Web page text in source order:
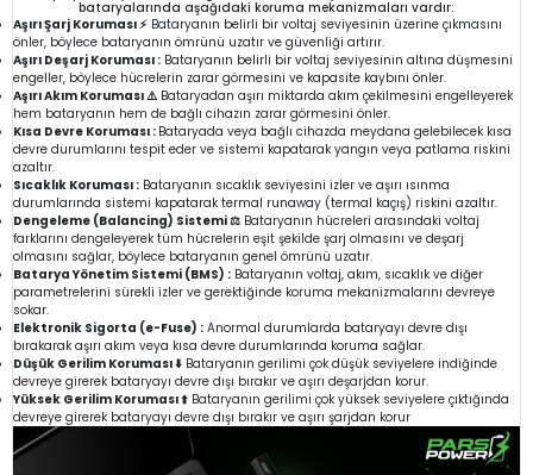
bataryalarında aşağıdaki koruma mekanizmaları vardır:
Aşırı Şarj Koruması ⚡ Bataryanın belirli bir voltaj seviyesinin üzerine çıkmasını
önler, böylece bataryanın ömrünü uzatır ve güvenliği artırır.
Aşırı Deşarj Koruması : Bataryanın belirli bir voltaj seviyesinin altına düşmesini
engeller, böylece hücrelerin zarar görmesini ve kapasite kaybını önler.
Aşırı Akım Koruması ⚠️Bataryadan aşırı miktarda akım çekilmesini engelleyerek
hem bataryanın hem de bağlı cihazın zarar görmesini önler.
Kısa Devre Koruması : Bataryada veya bağlı cihazda meydana gelebilecek kısa
devre durumlarını tespit eder ve sistemi kapatarak yangın veya patlama riskini
azaltır.
Sıcaklık Koruması : Bataryanın sıcaklık seviyesini izler ve aşırı ısınma
durumlarında sistemi kapatarak termal runaway (termal kaçış) riskini azaltır.
Dengeleme (Balancing) Sistemi ⚖️ Bataryanın hücreleri arasındaki voltaj
farklarını dengeleyerek tüm hücrelerin eşit şekilde şarj olmasını ve deşarj
olmasını sağlar, böylece bataryanın genel ömrünü uzatır.
Batarya Yönetim Sistemi (BMS) : Bataryanın voltaj, akım, sıcaklık ve diğer
parametrelerini sürekli izler ve gerektiğinde koruma mekanizmalarını devreye
sokar.
Elektronik Sigorta (e-Fuse) : Anormal durumlarda bataryayı devre dışı
bırakarak aşırı akım veya kısa devre durumlarında koruma sağlar.
Düşük Gerilim Koruması ⬇️ Bataryanın gerilimi çok düşük seviyelere indiğinde
devreye girerek bataryayı devre dışı bırakır ve aşırı deşarjdan korur.
Yüksek Gerilim Koruması ⬆️ Bataryanın gerilimi çok yüksek seviyelere çıktığında
devreye girerek bataryayı devre dışı bırakır ve aşırı şarjdan korur